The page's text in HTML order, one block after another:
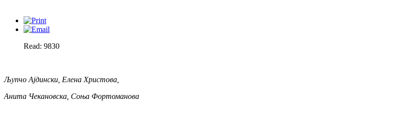
Read: 9830
Љупчо Ајдински, Елена Христова,
Анита Чекановска, Соња Фортоманова